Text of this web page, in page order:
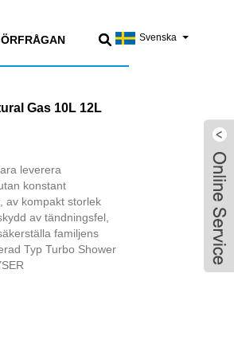
Svenska
Gas 10L 12L
leverera
konstant
av kompakt storlek
av tändningsfel,
familjens
Typ Turbo Shower